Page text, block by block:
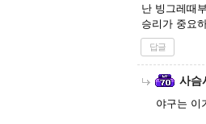
난 빙그레때
승리가 중요
답글
사슴
야구는 이